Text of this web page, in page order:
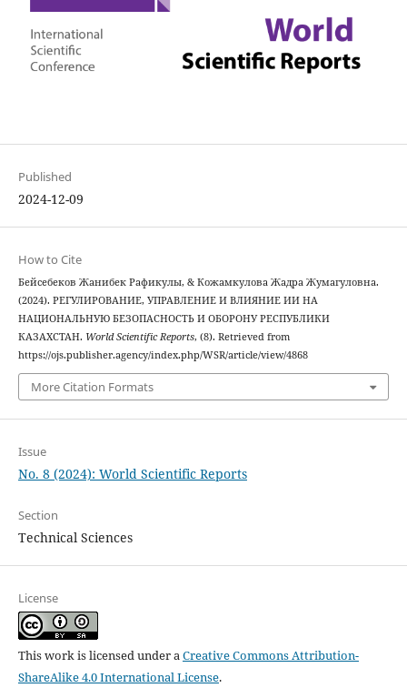
Published
2024-12-09
How to Cite
Бейсебеков Жанибек Рафикулы, & Кожамкулова Жадра Жумагуловна.
(2024). РЕГУЛИРОВАНИЕ, УПРАВЛЕНИЕ И ВЛИЯНИЕ ИИ НА
НАЦИОНАЛЬНУЮ БЕЗОПАСНОСТЬ И ОБОРОНУ РЕСПУБЛИКИ
КАЗАХСТАН. World Scientific Reports, (8). Retrieved from
https://ojs.publisher.agency/index.php/WSR/article/view/4868
More Citation Formats
Issue
No. 8 (2024): World Scientific Reports
Section
Technical Sciences
License
This work is licensed under aCreative Commons Attribution-
ShareAlike 4.0 International License.